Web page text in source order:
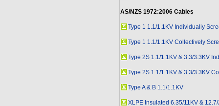
AS/NZS 1972:2006Cables
Type 1 1.1/1.1KV Individually
Type 1 1.1/1.1KV Collectively
Type 2S 1.1/1.1KV & 3.3/3.3KV
Type 2S 1.1/1.1KV & 3.3/3.3KV
Type A & B 1.1/1.1KV
XLPE Insulated 6.35/11KV &